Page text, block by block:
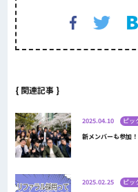
{ 関連記事 }
2025.04.10 ピッ
新メンバーも参加
2025.02.25 ピッ